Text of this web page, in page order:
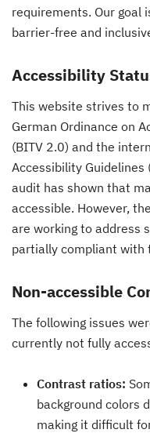
requirements. Our goal
barrier-free and
Accessibility
This website strives to
German Ordinance on
(BITV 2.0) and the
Accessibility Guidelines
audit has shown that
accessible. However,
are working to address
partially compliant with
Non-accessible
The following issues
currently not fully
Contrast ratios:
background colors
making it difficult